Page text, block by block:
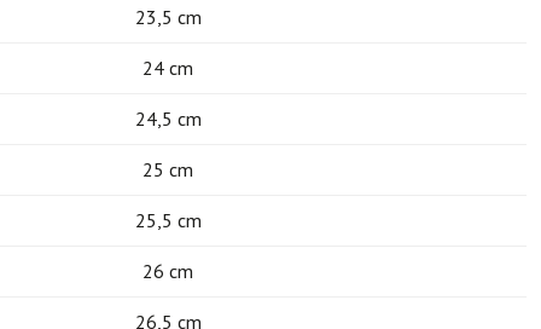
23,5 cm
24 cm
24,5 cm
25 cm
25,5 cm
26 cm
26,5 cm